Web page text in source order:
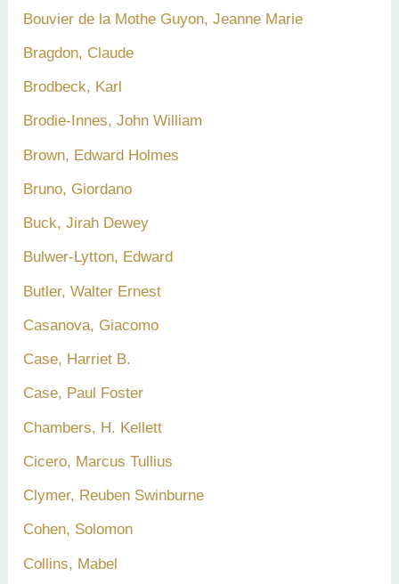
Bouvier de la Mothe Guyon, Jeanne Marie
Bragdon, Claude
Brodbeck, Karl
Brodie-Innes, John William
Brown, Edward Holmes
Bruno, Giordano
Buck, Jirah Dewey
Bulwer-Lytton, Edward
Butler, Walter Ernest
Casanova, Giacomo
Case, Harriet B.
Case, Paul Foster
Chambers, H. Kellett
Cicero, Marcus Tullius
Clymer, Reuben Swinburne
Cohen, Solomon
Collins, Mabel